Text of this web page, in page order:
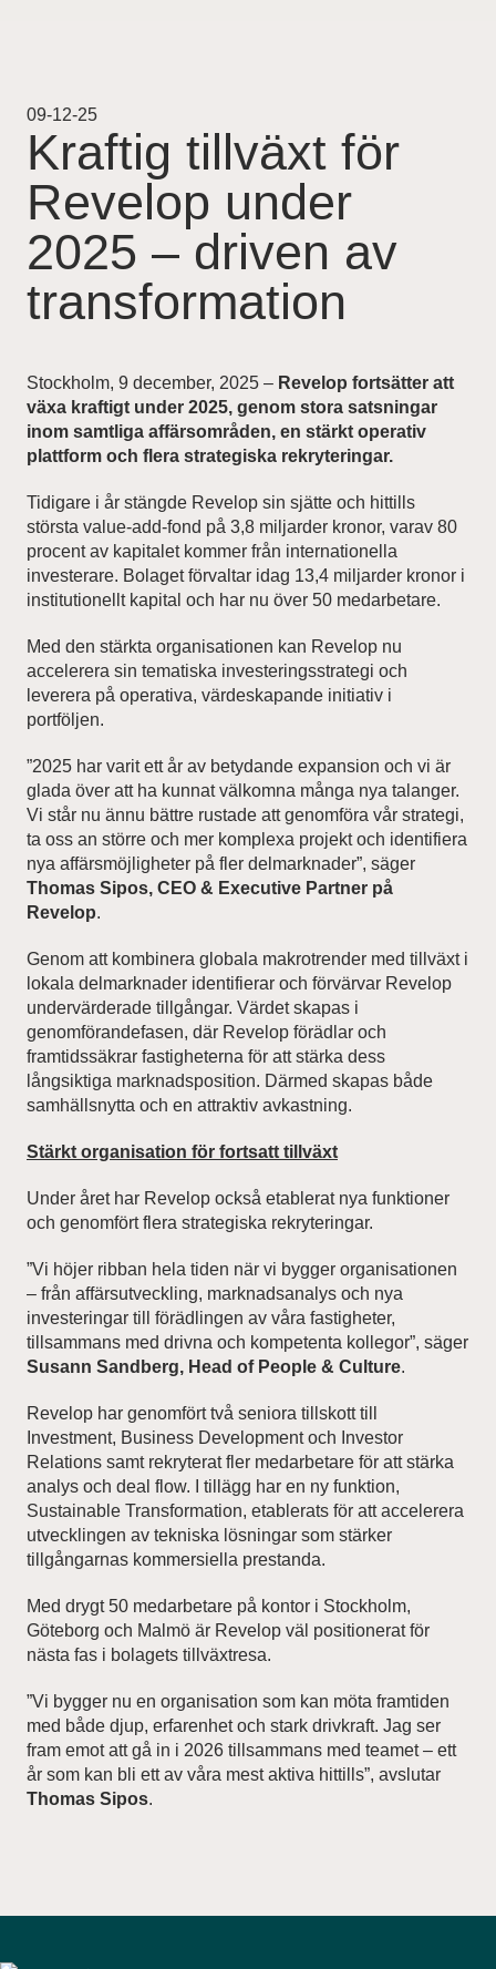
Genomförda
Uthyrning
Nyheter
Kontakt
For Investors
News and Insights
Executive Leadership
09-12-25
Kraftig tillväxt för
Revelop under
2025 – driven av
transformation
Stockholm, 9 december, 2025 – Revelop fortsätter att
växa kraftigt under 2025, genom stora satsningar
inom samtliga affärsområden, en stärkt operativ
plattform och flera strategiska rekryteringar.
Tidigare i år stängde Revelop sin sjätte och hittills
största value-add-fond på 3,8 miljarder kronor, varav 80
procent av kapitalet kommer från internationella
investerare. Bolaget förvaltar idag 13,4 miljarder kronor i
institutionellt kapital och har nu över 50 medarbetare.
Med den stärkta organisationen kan Revelop nu
accelerera sin tematiska investeringsstrategi och
leverera på operativa, värdeskapande initiativ i
portföljen.
”2025 har varit ett år av betydande expansion och vi är
glada över att ha kunnat välkomna många nya talanger.
Vi står nu ännu bättre rustade att genomföra vår strategi,
ta oss an större och mer komplexa projekt och identifiera
nya affärsmöjligheter på fler delmarknader”, säger
Thomas Sipos, CEO & Executive Partner på
Revelop.
Genom att kombinera globala makrotrender med tillväxt i
lokala delmarknader identifierar och förvärvar Revelop
undervärderade tillgångar. Värdet skapas i
genomförandefasen, där Revelop förädlar och
framtidssäkrar fastigheterna för att stärka dess
långsiktiga marknadsposition. Därmed skapas både
samhällsnytta och en attraktiv avkastning.
Stärkt organisation för fortsatt tillväxt
Under året har Revelop också etablerat nya funktioner
och genomfört flera strategiska rekryteringar.
”Vi höjer ribban hela tiden när vi bygger organisationen
– från affärsutveckling, marknadsanalys och nya
investeringar till förädlingen av våra fastigheter,
tillsammans med drivna och kompetenta kollegor”, säger
Susann Sandberg, Head of People & Culture.
Revelop har genomfört två seniora tillskott till
Investment, Business Development och Investor
Relations samt rekryterat fler medarbetare för att stärka
analys och deal flow. I tillägg har en ny funktion,
Sustainable Transformation, etablerats för att accelerera
utvecklingen av tekniska lösningar som stärker
tillgångarnas kommersiella prestanda.
Med drygt 50 medarbetare på kontor i Stockholm,
Göteborg och Malmö är Revelop väl positionerat för
nästa fas i bolagets tillväxtresa.
”Vi bygger nu en organisation som kan möta framtiden
med både djup, erfarenhet och stark drivkraft. Jag ser
fram emot att gå in i 2026 tillsammans med teamet – ett
år som kan bli ett av våra mest aktiva hittills”, avslutar
Thomas Sipos.